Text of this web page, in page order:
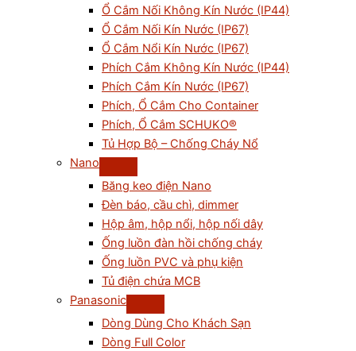
Ổ Cắm Nối Không Kín Nước (IP44)
Ổ Cắm Nối Kín Nước (IP67)
Ổ Cắm Nổi Kín Nước (IP67)
Phích Cắm Không Kín Nước (IP44)
Phích Cắm Kín Nước (IP67)
Phích, Ổ Cắm Cho Container
Phích, Ổ Cắm SCHUKO®
Tủ Hợp Bộ – Chống Cháy Nổ
Nano
Băng keo điện Nano
Đèn báo, cầu chì, dimmer
Hộp âm, hộp nổi, hộp nối dây
Ống luồn đàn hồi chống cháy
Ống luồn PVC và phụ kiện
Tủ điện chứa MCB
Panasonic
Dòng Dùng Cho Khách Sạn
Dòng Full Color